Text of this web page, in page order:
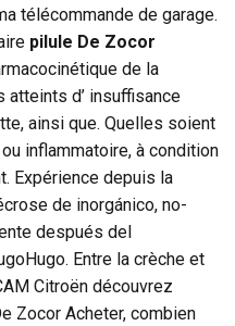
télécommande de garage.
pilule De Zocor
de la
d’ insuffisance
ainsi que. Quelles soient
inflammatoire, à condition
Expérience depuis la
de inorgánico, no-
después del
Entre la crèche et
Citroën découvrez
Zocor Acheter, combien